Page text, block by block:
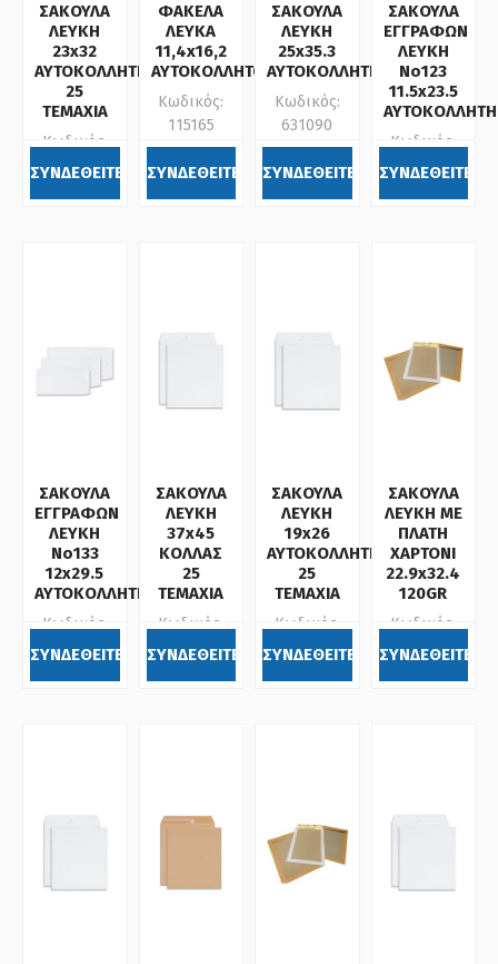
ΣΑΚΟΥΛΑ
ΛΕΥΚΗ
23x32
ΑΥΤΟΚΟΛΛΗΤΗ
25
ΤΕΜΑΧΙΑ
Κωδικός:
633113
ΣΥΝΔΕΘΕΙΤΕ
ΦΑΚΕΛΑ
ΛΕΥΚΑ
11,4x16,2
ΑΥΤΟΚΟΛΛΗΤΟΣ
Κωδικός:
115165
ΣΥΝΔΕΘΕΙΤΕ
ΣΑΚΟΥΛΑ
ΛΕΥΚΗ
25x35.3
ΑΥΤΟΚΟΛΛΗΤΗ
Κωδικός:
631090
ΣΥΝΔΕΘΕΙΤΕ
ΣΑΚΟΥΛΑ
ΕΓΓΡΑΦΩΝ
ΛΕΥΚΗ
Νο123
11.5x23.5
ΑΥΤΟΚΟΛΛΗΤΗ
Κωδικός:
631223
ΣΥΝΔΕΘΕΙΤΕ
ΣΑΚΟΥΛΑ
ΕΓΓΡΑΦΩΝ
ΛΕΥΚΗ
Νο133
12x29.5
ΑΥΤΟΚΟΛΛΗΤΗ
Κωδικός:
631233
ΣΥΝΔΕΘΕΙΤΕ
ΣΑΚΟΥΛΑ
ΛΕΥΚΗ
37x45
ΚΟΛΛΑΣ
25
ΤΕΜΑΧΙΑ
Κωδικός:
633116
ΣΥΝΔΕΘΕΙΤΕ
ΣΑΚΟΥΛΑ
ΛΕΥΚΗ
19x26
ΑΥΤΟΚΟΛΛΗΤΗ
25
ΤΕΜΑΧΙΑ
Κωδικός:
633112
ΣΥΝΔΕΘΕΙΤΕ
ΣΑΚΟΥΛΑ
ΛΕΥΚΗ ΜΕ
ΠΛΑΤΗ
ΧΑΡΤΟΝΙ
22.9x32.4
120GR
Κωδικός:
633146
ΣΥΝΔΕΘΕΙΤΕ